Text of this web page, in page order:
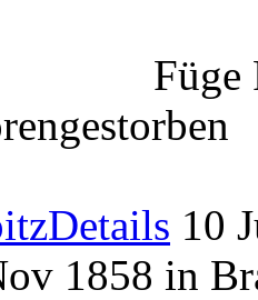
Füge
gestorben
Details 10
1858 in